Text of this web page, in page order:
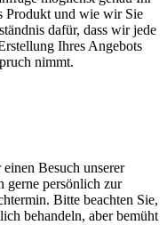
Produkt und wie wir Sie
dafür, dass wir jede
Ihres Angebots
nimmt.
Besuch unserer
gerne persönlich zur
Bitte beachten Sie,
behandeln, aber bemüht